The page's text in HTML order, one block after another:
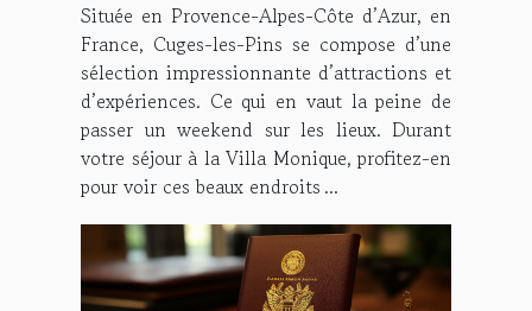
Située en Provence-Alpes-Côte d’Azur, en
France, Cuges-les-Pins se compose d’une
sélection impressionnante d’attractions et
d’expériences. Ce qui en vaut la peine de
passer un weekend sur les lieux. Durant
votre séjour à la Villa Monique, profitez-en
pour voir ces beaux endroits ...